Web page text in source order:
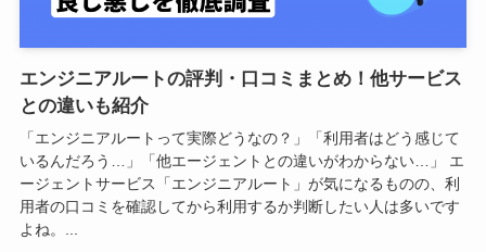
エンジニアルートの評判・口コミまとめ！他サービス
との違いも紹介
「エンジニアルートって実際どうなの？」「利用者はどう感じて
いるんだろう…」「他エージェントとの違いがわからない…」 エ
ージェントサービス「エンジニアルート」が気になるものの、利
用者の口コミを確認してから利用するか判断したい人は多いです
よね。...